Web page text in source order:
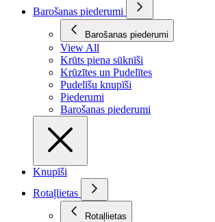
Barošanas piederumi
Barošanas piederumi
View All
Krūts piena sūknīši
Krūzītes un Pudelītes
Pudelīšu knupīši
Piederumi
Barošanas piederumi
Knupīši
Rotaļlietas
Rotaļlietas